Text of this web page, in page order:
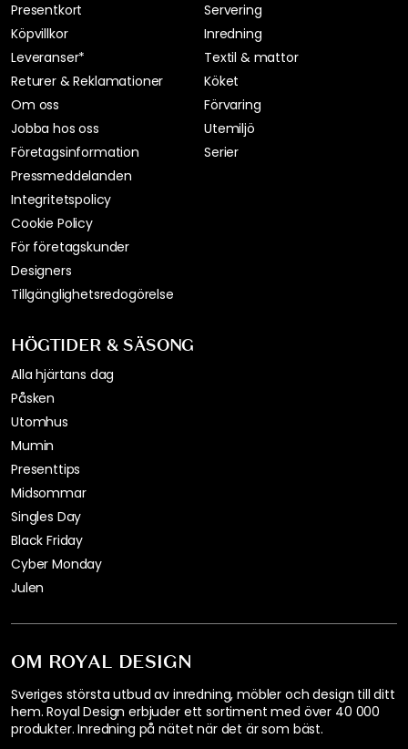
OM ROYAL DESIGN
Sveriges största utbud av inredning, möbler och design till ditt
hem. Royal Design erbjuder ett sortiment med över 40 000
produkter. Inredning på nätet när det är som bäst.
Presentkort
Köpvillkor
Leveranser*
Returer & Reklamationer
Om oss
Jobba hos oss
Företagsinformation
Pressmeddelanden
Integritetspolicy
Cookie Policy
För företagskunder
Designers
Tillgänglighetsredogörelse
Servering
Inredning
Textil & mattor
Köket
Förvaring
Utemiljö
Serier
HÖGTIDER & SÄSONG
Alla hjärtans dag
Påsken
Utomhus
Mumin
Presenttips
Midsommar
Singles Day
Black Friday
Cyber Monday
Julen